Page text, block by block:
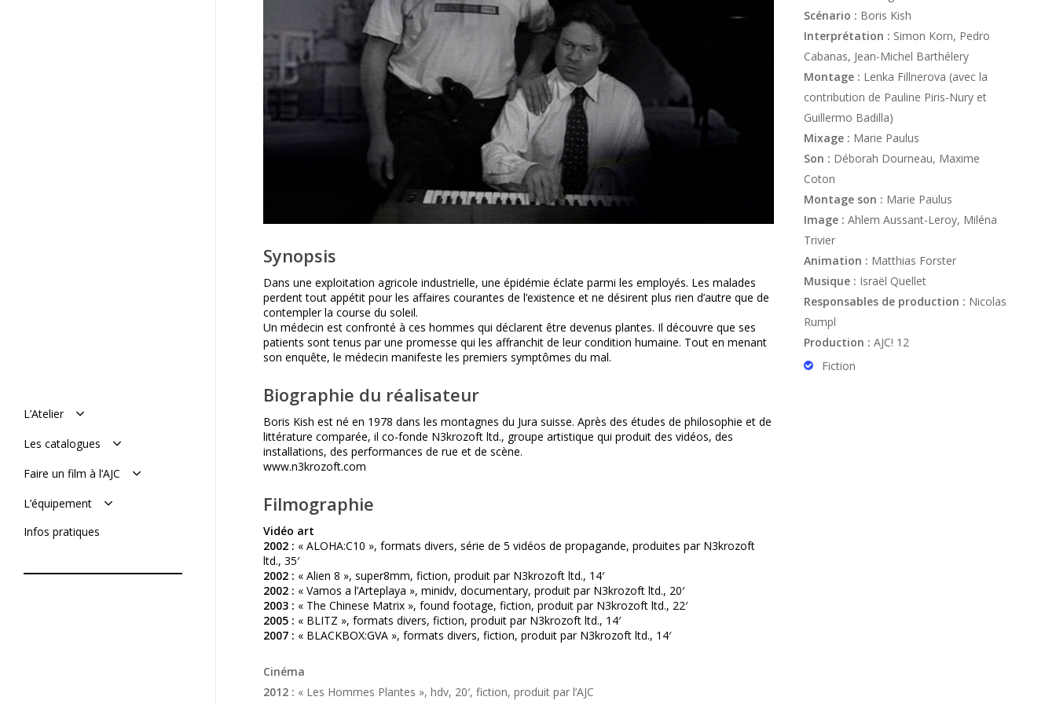
L’Atelier
Manifeste
Histoire : de 1977 à aujourd’hui
L’équipe
Mémoires de l’AJC
Les catalogues
Le catalogue en ligne
Le catalogue vimeo
Faire un film à l’AJC
Soumettre un projet
L’équipement
De tournage
De post-production
Infos pratiques
Synopsis
Dans une exploitation agricole industrielle, une épidémie éclate parmi les employés. Les malades
perdent tout appétit pour les affaires courantes de l’existence et ne désirent plus rien d’autre que de
contempler la course du soleil.
Un médecin est confronté à ces hommes qui déclarent être devenus plantes. Il découvre que ses
patients sont tenus par une promesse qui les affranchit de leur condition humaine. Tout en menant
son enquête, le médecin manifeste les premiers symptômes du mal.
Biographie du réalisateur
Boris Kish est né en 1978 dans les montagnes du Jura suisse. Après des études de philosophie et de
littérature comparée, il co-fonde N3krozoft ltd., groupe artistique qui produit des vidéos, des
installations, des performances de rue et de scène.
www.n3krozoft.com
Filmographie
Vidéo art
2002 : « ALOHA:C10 », formats divers, série de 5 vidéos de propagande, produites par N3krozoft
ltd., 35′
2002 : « Alien 8 », super8mm, fiction, produit par N3krozoft ltd., 14′
2002 : « Vamos a l’Arteplaya », minidv, documentary, produit par N3krozoft ltd., 20′
2003 : « The Chinese Matrix », found footage, fiction, produit par N3krozoft ltd., 22′
2005 : « BLITZ », formats divers, fiction, produit par N3krozoft ltd., 14′
2007 : « BLACKBOX:GVA », formats divers, fiction, produit par N3krozoft ltd., 14′
Cinéma
2012 : « Les Hommes Plantes », hdv, 20′, fiction, produit par l’AJC
Scénario : Boris Kish
Interprétation : Simon Korn, Pedro
Cabanas, Jean-Michel Barthélery
Montage : Lenka Fillnerova (avec la
contribution de Pauline Piris-Nury et
Guillermo Badilla)
Mixage : Marie Paulus
Son : Déborah Dourneau, Maxime
Coton
Montage son : Marie Paulus
Image : Ahlem Aussant-Leroy, Miléna
Trivier
Animation : Matthias Forster
Musique : Israël Quellet
Responsables de production : Nicolas
Rumpl
Production : AJC! 12
Fiction